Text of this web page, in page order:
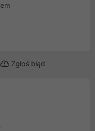
Zgłoś błąd